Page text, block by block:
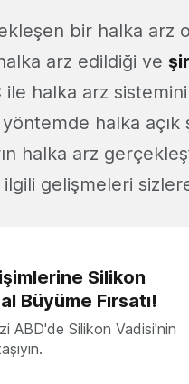
bir halka arz
arz edildiği ve
ile halka arz
yöntemde halka
halka arz
gelişmeleri
Silikon
Büyüme Fırsatı!
ABD'de Silikon Vadisi'nin